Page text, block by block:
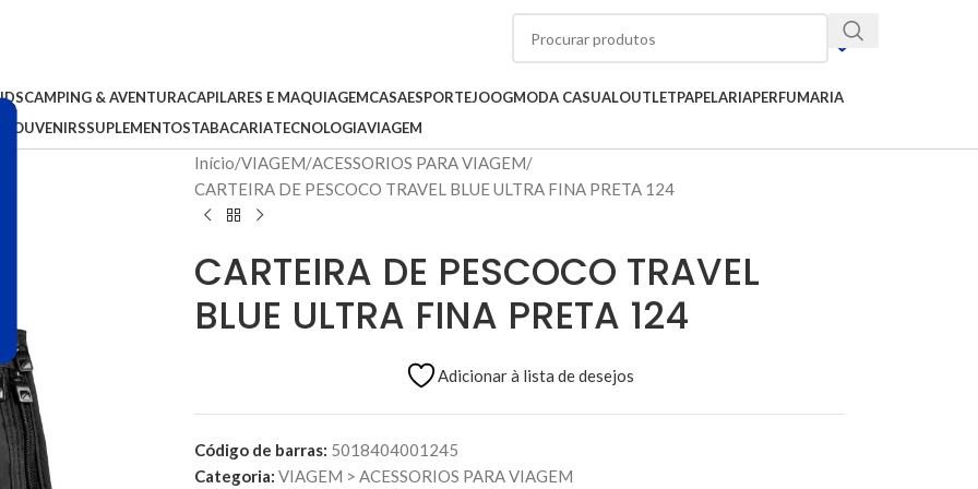
CAMPING & AVENTURACAPILARES E MAQUIAGEMCASAESPORTEJOOGMODA CASUALOUTLETPAPELARIAPERFUMARIA
SOUVENIRSSUPLEMENTOSTABACARIATECNOLOGIAVIAGEM
Início VIAGEM ACESSORIOS PARA VIAGEM
CARTEIRA DE PESCOCO TRAVEL BLUE ULTRA FINA PRETA 124
CARTEIRA DE PESCOCO TRAVEL
BLUE ULTRA FINA PRETA 124
Adicionar à lista de desejos
Código de barras: 5018404001245
Categoria: VIAGEM > ACESSORIOS PARA VIAGEM